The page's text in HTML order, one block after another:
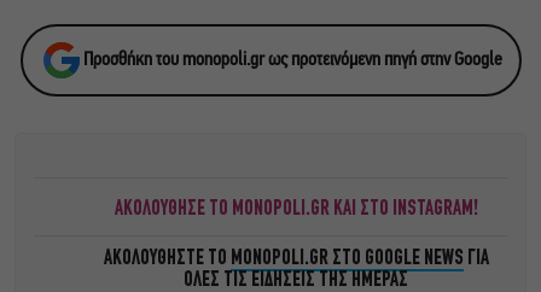
Προσθήκη του monopoli.gr ως προτεινόμενη πηγή στην Google
ΑΚΟΛΟΥΘΗΣΕ ΤΟ MONOPOLI.GR ΚΑΙ ΣΤΟ INSTAGRAM!
ΑΚΟΛΟΥΘΗΣΤΕ ΤΟ MONOPOLI.GR ΣΤΟ GOOGLE NEWS ΓΙΑ
ΟΛΕΣ ΤΙΣ ΕΙΔΗΣΕΙΣ ΤΗΣ ΗΜΕΡΑΣ